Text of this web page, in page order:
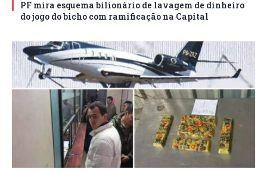
PF mira esquema bilionário de lavagem de dinheiro
do jogo do bicho com ramificação na Capital